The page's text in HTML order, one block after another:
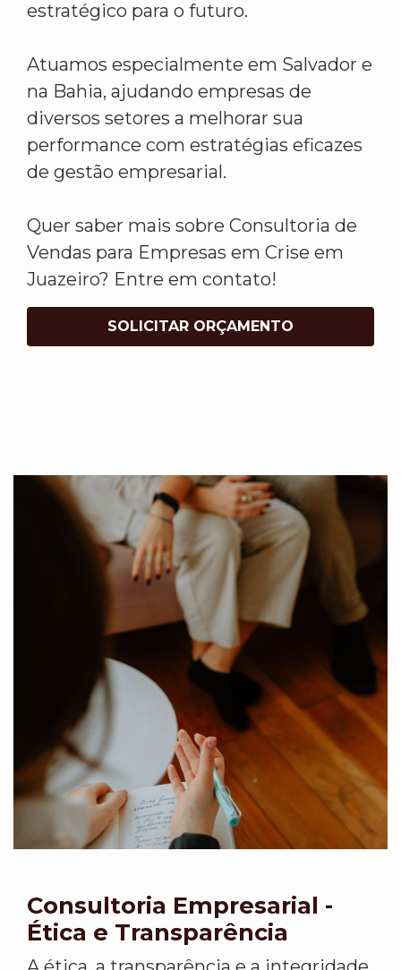
estratégico para o futuro.
Atuamos especialmente em Salvador e
na Bahia, ajudando empresas de
diversos setores a melhorar sua
performance com estratégias eficazes
de gestão empresarial.
Quer saber mais sobre Consultoria de
Vendas para Empresas em Crise em
Juazeiro? Entre em contato!
SOLICITAR ORÇAMENTO
Consultoria Empresarial -
Ética e Transparência